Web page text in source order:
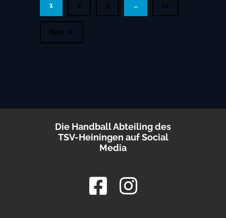
1 2 3 … 11
Next
Die Handball Abteiling des
TSV-Heiningen auf Social
Media